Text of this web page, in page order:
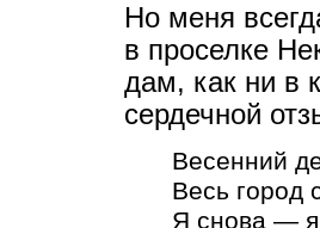
Но меня
в проселке
дам, как ни в
сердечной
Весенний
Весь город
Я снова —